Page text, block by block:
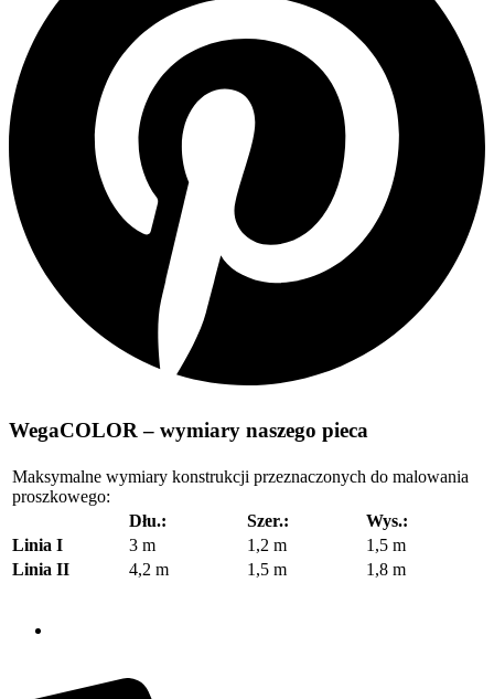
WegaCOLOR – wymiary naszego pieca
Maksymalne wymiary konstrukcji przeznaczonych do malowania
proszkowego:
Dłu.:
Szer.:
Wys.:
Linia I
3 m 1,2 m
1,5 m
Linia II
4,2 m 1,5 m 1,8 m